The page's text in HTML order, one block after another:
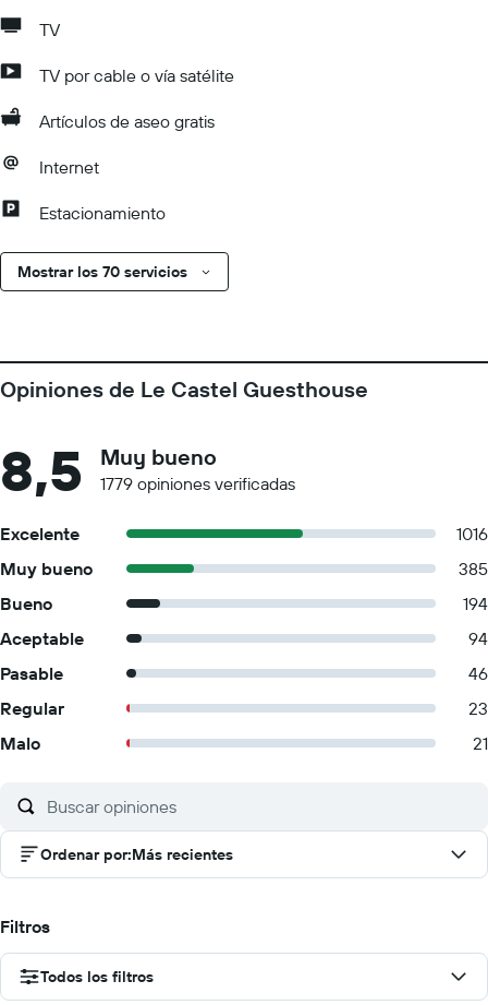
TV
TV por cable o vía satélite
Artículos de aseo gratis
Internet
Estacionamiento
Mostrar los 70 servicios
Opiniones de Le Castel Guesthouse
8,5 Muy bueno
1779 opiniones verificadas
Excelente
1016
Muy bueno
385
Bueno
194
Aceptable
94
Pasable
46
Regular
23
Malo
21
Ordenar por:Más recientes
Filtros
Todos los filtros